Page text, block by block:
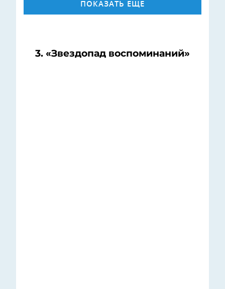
ПОКАЗАТЬ ЕЩЕ
3. «Звездопад воспоминаний»